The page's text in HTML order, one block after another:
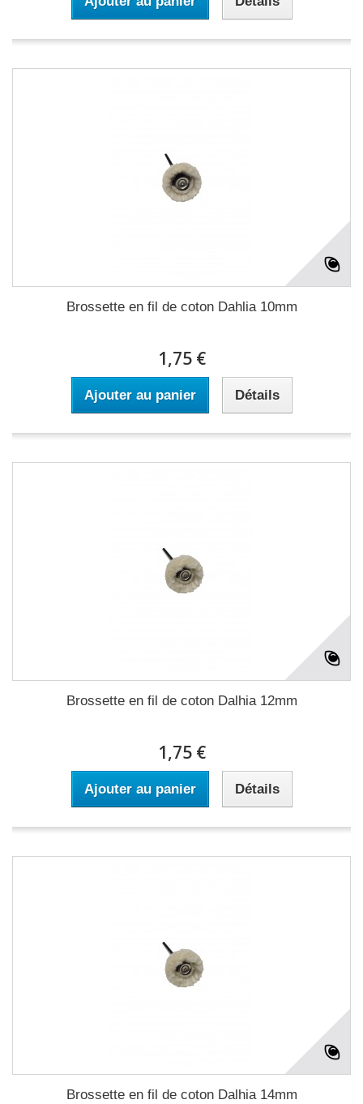
Brossette en fil de coton Dahlia 10mm
1,75 €
Ajouter au panier Détails
Brossette en fil de coton Dalhia 12mm
1,75 €
Ajouter au panier Détails
Brossette en fil de coton Dalhia 14mm